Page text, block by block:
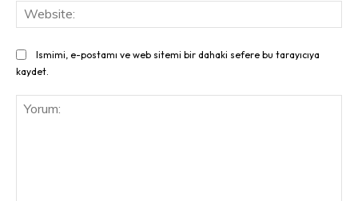
Ismimi, e-postamı ve web sitemi bir dahaki sefere bu tarayıcıya
kaydet.